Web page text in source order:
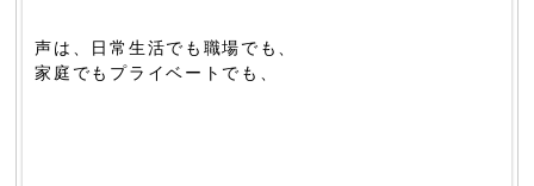
声は、日常生活でも職場でも、
家庭でもプライベートでも、